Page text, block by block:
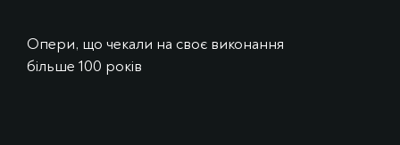
Опери, що чекали на своє виконання
більше 100 років